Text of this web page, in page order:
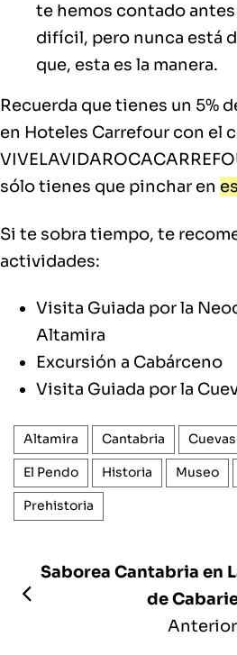
te hemos contado antes
difícil, pero nunca está
que, esta es la manera.
Recuerda que tienes un 5%
en Hoteles Carrefour con el
sólo tienes que pinchar en
Si te sobra tiempo, te
actividades:
Visita Guiada por la
Altamira
Excursión a Cabárceno
Visita Guiada por la
Altamira Cantabria Cuevas
El Pendo Historia Museo
Prehistoria
Saborea Cantabria en
de
Anterior